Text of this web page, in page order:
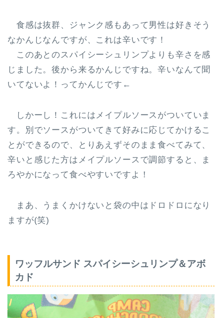
食感は抜群、ジャンク感もあって男性は好きそう
なかんじなんですが、 これは辛いです！
このあとのスパイシーシュリンプよりも辛さを感
じました。後から来るかんじですね。辛いなんて聞
いてないよ！ってかんじです←
しかーし！これにはメイプルソースがついていま
す。別でソースがついてきて好みに応じてかけるこ
とができるので、とりあえずそのまま食べてみて、
辛いと感じた方はメイプルソースで調節すると、ま
ろやかになって食べやすいですよ！
まあ、うまくかけないと袋の中はドロドロになり
ますが(笑)
ワッフルサンド スパイシーシュリンプ＆アボ
カド